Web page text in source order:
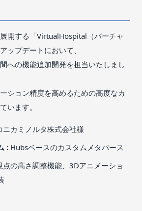
開する「VirtualHospital（バーチャ
ップデートにおいて、
への機能追加開発を担当いたしまし
ション精度を高めるための高度なカ
います。
ニカミノルタ株式会社様
: Hubsベースのカスタムメタバース
点の高さ調整機能、3Dアニメーショ